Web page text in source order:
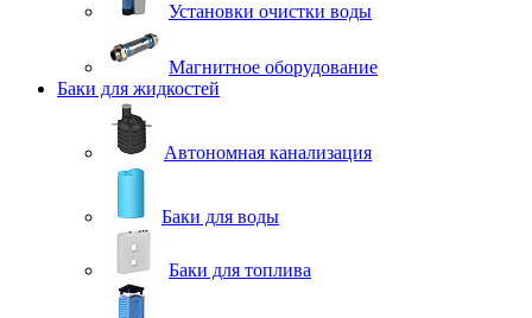
Установки очистки воды
Магнитное оборудование
Баки для жидкостей
Автономная канализация
Баки для воды
Баки для топлива